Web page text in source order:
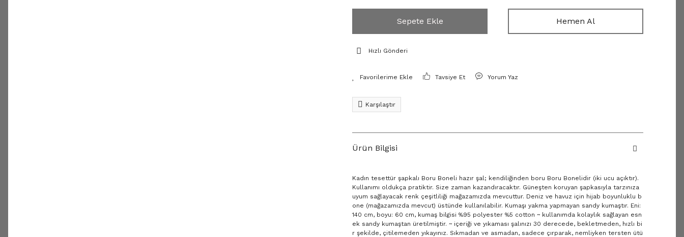
Sepete Ekle Hemen Al
Hızlı Gönderi
Tavsiye Et Yorum Yaz
Karşılaştır
Ürün Bilgisi
Kadın tesettür şapkalı Boru Boneli hazır şal; kendiliğinden boru Boru Bonelidir (iki ucu açıktır).
Kullanımı oldukça pratiktir. Size zaman kazandıracaktır. Güneşten koruyan şapkasıyla tarzınıza
uyum sağlayacak renk çeşitliliği mağazamızda mevcuttur. Deniz ve havuz için hijab boyunluklu b
one (mağazamızda mevcut) üstünde kullanılabilir. Kumaşı yakma yapmayan sandy kumaştır. Eni:
140 cm, boyu: 60 cm, kumaş bilgisi %95 polyester %5 cotton ~ kullanımda kolaylık sağlayan esn
ek sandy kumaştan üretilmiştir. ~ içeriği ve yıkaması şalınızı 30 derecede, bekletmeden, hızlı bi
r şekilde, çitilemeden yıkayınız. Sıkmadan ve asmadan, sadece çırparak, nemliyken tersten ütü